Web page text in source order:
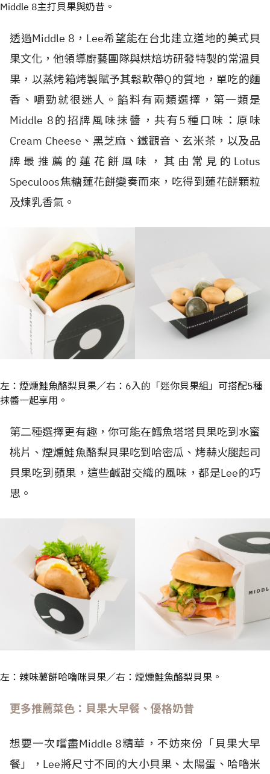
Middle 8主打貝果與奶昔。
透過Middle 8，Lee希望能在台北建立道地的美式貝
果文化，他領導廚藝團隊與烘焙坊研發特製的常溫貝
果，以蒸烤箱烤製賦予其鬆軟帶Q的質地，單吃的麵
香、嚼勁就很迷人。餡料有兩類選擇，第一類是
Middle 8的招牌風味抹醬，共有5種口味：原味
Cream Cheese、黑芝麻、鐵觀音、玄米茶，以及品
牌最推薦的蓮花餅風味，其由常見的Lotus
Speculoos焦糖蓮花餅變奏而來，吃得到蓮花餅顆粒
及煉乳香氣。
左：煙燻鮭魚酪梨貝果／右：6入的「迷你貝果組」可搭配5種
抹醬一起享用。
第二種選擇更有趣，你可能在鱈魚塔塔貝果吃到水蜜
桃片、煙燻鮭魚酪梨貝果吃到哈密瓜、烤蒜火腿起司
貝果吃到蘋果，這些鹹甜交織的風味，都是Lee的巧
思。
左：辣味薯餅哈嚕咪貝果／右：煙燻鮭魚酪梨貝果。
更多推薦菜色：貝果大早餐、優格奶昔
想要一次嚐盡Middle 8精華，不妨來份「貝果大早
餐」，Lee將尺寸不同的大小貝果、太陽蛋、哈嚕米